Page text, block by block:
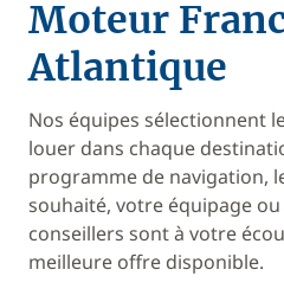
Moteur
Atlantique
Nos équipes sélectionnent
louer dans chaque
programme de navigation,
souhaité, votre équipage
conseillers sont à votre
meilleure offre disponible.